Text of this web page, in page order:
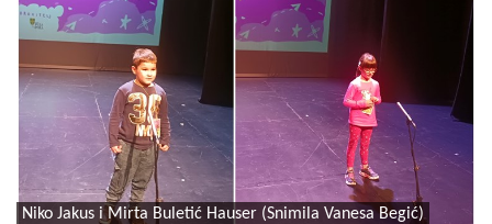
Niko Jakus i Mirta Buletić Hauser (Snimila Vanesa Begić)